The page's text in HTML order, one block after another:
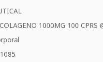
1000MG 100 CPRS